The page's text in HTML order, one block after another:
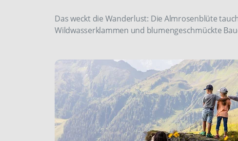
Das weckt die Wanderlust: Die Almrosenblüte
Wildwasserklammen und blumengeschmückte